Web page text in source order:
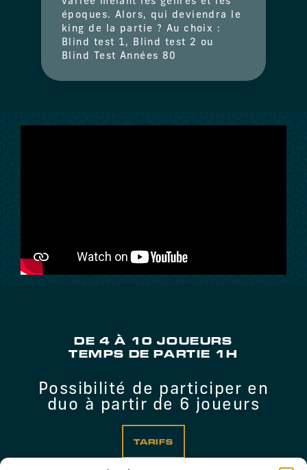
époques. Alors, qui deviendra le
king de la partie ? Au choix :
Blind test 1, Blind test 2 ou
Blind Test Années 80
DE 4 À 10 JOUEURS
TEMPS DE PARTIE 1H
Possibilité de participer en
duo à partir de 6 joueurs
TARIFS